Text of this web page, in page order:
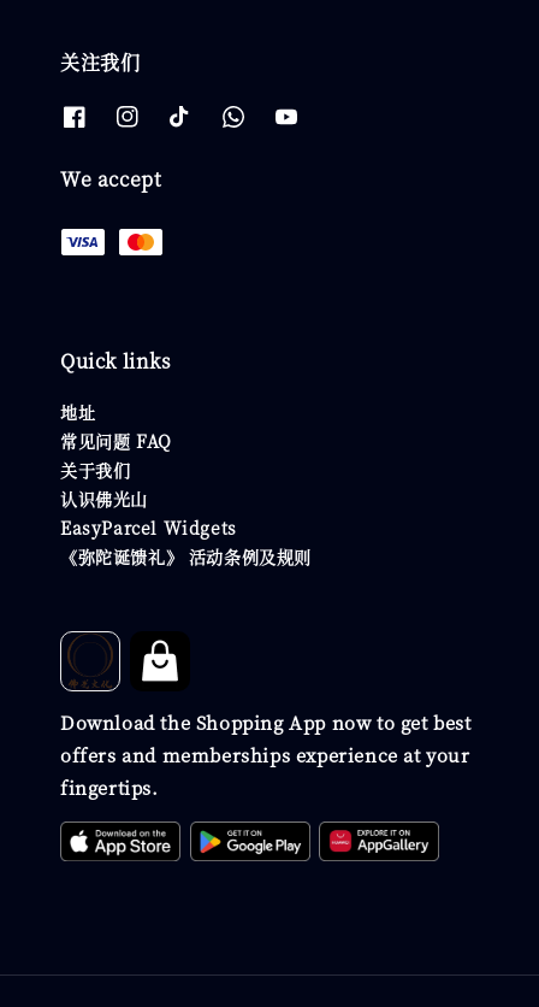
关注我们
We accept
Quick links
地址
常见问题 FAQ
关于我们
认识佛光山
EasyParcel Widgets
《弥陀诞馈礼》 活动条例及规则
Download the Shopping App now to get best
offers and memberships experience at your
fingertips.